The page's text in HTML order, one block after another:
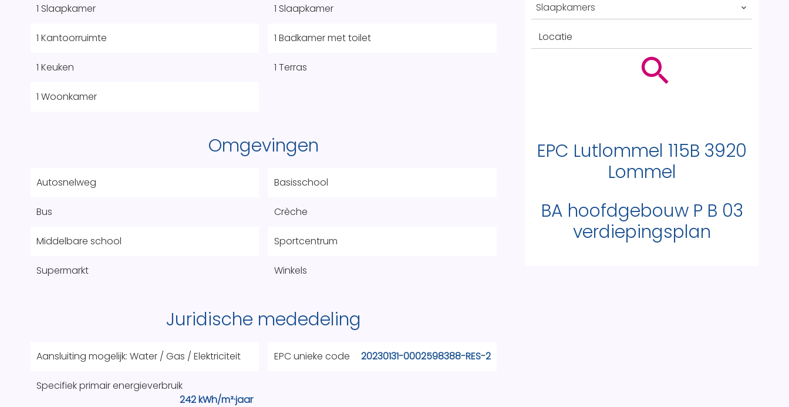
1 Slaapkamer 1 Slaapkamer
1 Kantoorruimte 1 Badkamer met toilet
1 Keuken 1 Terras
1 Woonkamer
Omgevingen
Autosnelweg Basisschool
Bus Crèche
Middelbare school Sportcentrum
Supermarkt Winkels
Juridische mededeling
Aansluiting mogelijk: Water / Gas / Elektriciteit EPC unieke code 20230131-0002598388-RES-2
Specifiek primair energieverbruik
242 kWh/m²·jaar
Slaapkamers
Locatie
EPC Lutlommel 115B 3920
Lommel
BA hoofdgebouw P B 03
verdiepingsplan